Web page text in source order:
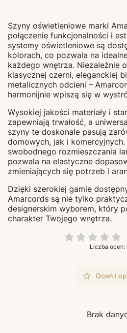
Szyny oświetleniowe marki
połączenie funkcjonalności i
systemy oświetleniowe są
kolorach, co pozwala na
każdego wnętrza. Niezależnie
klasycznej czerni, eleganckiej
metalicznych odcieni –
harmonijnie wpiszą się w
Wysokiej jakości materiały i
zapewniają trwałość, a
szyny te doskonale pasują
domowych, jak i
swobodnego rozmieszczania
pozwala na elastyczne
zmieniających się potrzeb i
Dzięki szerokiej gamie
Amarcords są nie tylko
designerskim wyborem, który
charakter Twojego wnętrza.
Liczba ocen:
Oceń i
Brak